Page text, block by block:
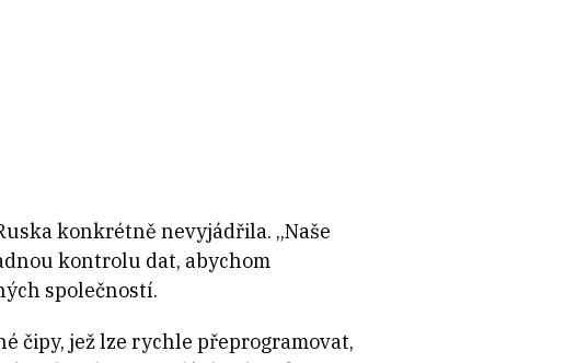
konkrétně nevyjádřila. „Naše
kontrolu dat, abychom
společností.
čipy, jež lze rychle přeprogramovat,